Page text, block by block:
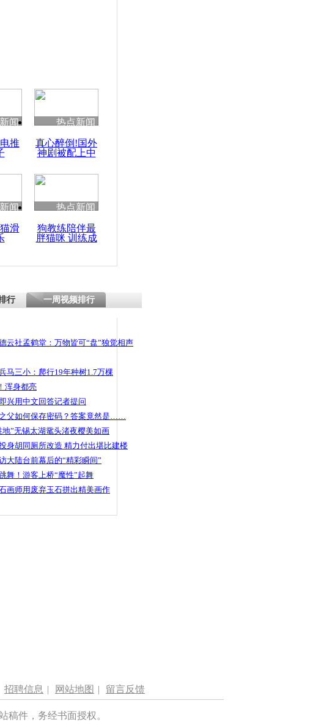
因
度苗族花山节
魂
闻
推
热点新闻
真心醉倒!国外
神剧被配上中
闻
滑
热点新闻
狗教练陪伴最
胖猫咪 训练成
行 一周视频排行
云社孟鹤堂：万物皆可“盘”独觉相声
马三小：爬行19年种树1.7万棵
浑身都亮
兴用中文回答记者提问
父如何保存密码？答案竟然是……
地”无锡太湖鼋头渚夜樱美如画
身胡同厕所改造 精力付出堪比建楼
大陆台前幕后的“精彩瞬间”
舞！游客上桥“魔性”起舞
画师用废弃玉石拼出精美画作
招聘信息 | 网站地图 | 留言反馈
稿件，务经书面授权。